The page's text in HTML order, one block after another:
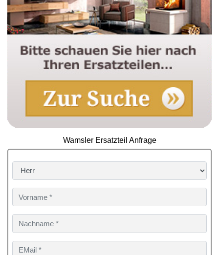
Wamsler Ersatzteil Anfrage